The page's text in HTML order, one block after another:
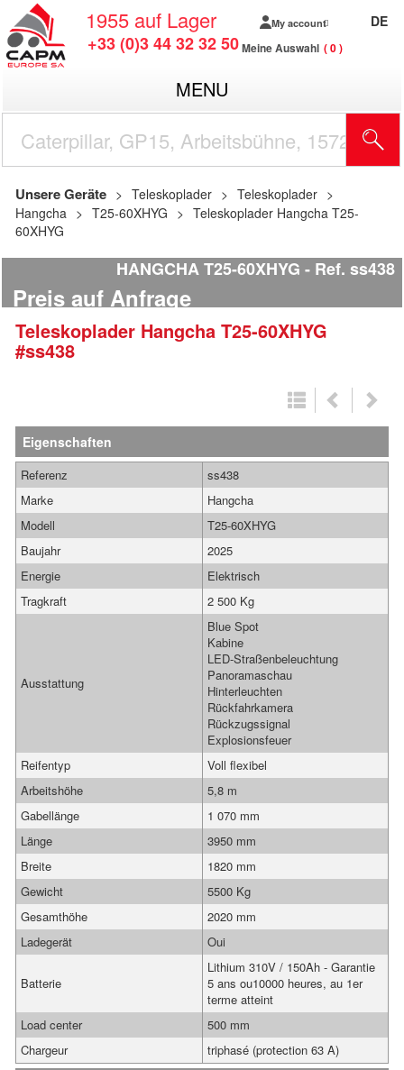
1955 auf Lager
+33 (0)3 44 32 32 50
My account
Meine Auswahl 0
DE
MENU
Unsere Geräte Teleskoplader
Teleskoplader
Hangcha
T25-60XHYG
Teleskoplader Hangcha T25-
60XHYG
HANGCHA T25-60XHYG Ref. ss438
Preis auf Anfrage
Teleskoplader Hangcha T25-60XHYG
#ss438
Eigenschaften
Referenz
ss438
Marke
Hangcha
Modell
T25-60XHYG
Baujahr
2025
Energie
Elektrisch
Tragkraft
2 500 Kg
Ausstattung
Blue Spot
Kabine
LED-Straßenbeleuchtung
Panoramaschau
Hinterleuchten
Rückfahrkamera
Rückzugssignal
Explosionsfeuer
Reifentyp
Voll flexibel
Arbeitshöhe
5,8 m
Gabellänge
1 070 mm
Länge
3950 mm
Breite
1820 mm
Gewicht
5500 Kg
Gesamthöhe
2020 mm
Ladegerät
Oui
Batterie
Lithium 310V / 150Ah - Garantie
5 ans ou10000 heures, au 1er
terme atteint
Load center
500 mm
Chargeur
triphasé (protection 63 A)